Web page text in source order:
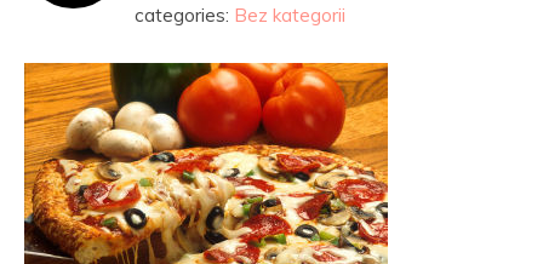
categories: Bez kategorii